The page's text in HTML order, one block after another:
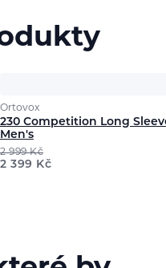
Ortovox
230 Competition Long
Men's
2 999Kč
2 399 Kč